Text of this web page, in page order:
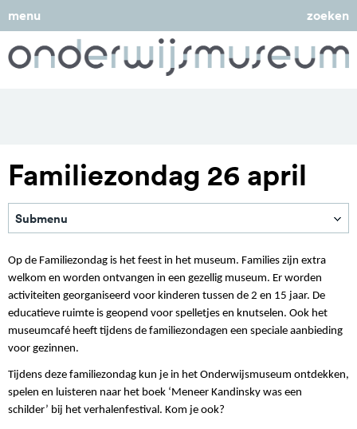
menu zoeken
Familiezondag 26 april
Submenu
Op de Familiezondag is het feest in het museum. Families zijn extra
welkom en worden ontvangen in een gezellig museum. Er worden
activiteiten georganiseerd voor kinderen tussen de 2 en 15 jaar. De
educatieve ruimte is geopend voor spelletjes en knutselen. Ook het
museumcafé heeft tijdens de familiezondagen een speciale aanbieding
voor gezinnen.
Tijdens deze familiezondag kun je in het Onderwijsmuseum ontdekken,
spelen en luisteren naar het boek ‘Meneer Kandinsky was een
schilder’ bij het verhalenfestival. Kom je ook?